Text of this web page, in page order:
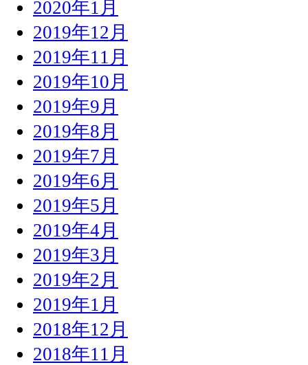
2020年1月
2019年12月
2019年11月
2019年10月
2019年9月
2019年8月
2019年7月
2019年6月
2019年5月
2019年4月
2019年3月
2019年2月
2019年1月
2018年12月
2018年11月